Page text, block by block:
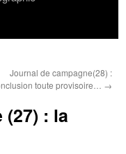
Journal de campagne(28) :
toute provisoire… →
: la